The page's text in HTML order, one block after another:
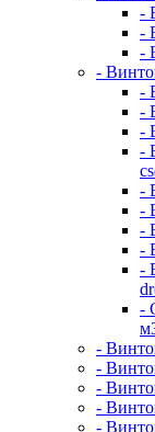
-
-
-
-
-
-
-
-
-
-
-
-
-
-
-
-
-
-
-